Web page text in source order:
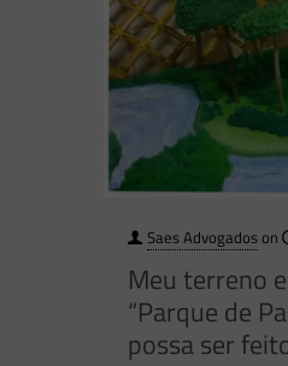
Saes Advogadoson
Meu terreno
“Parque de
possa ser